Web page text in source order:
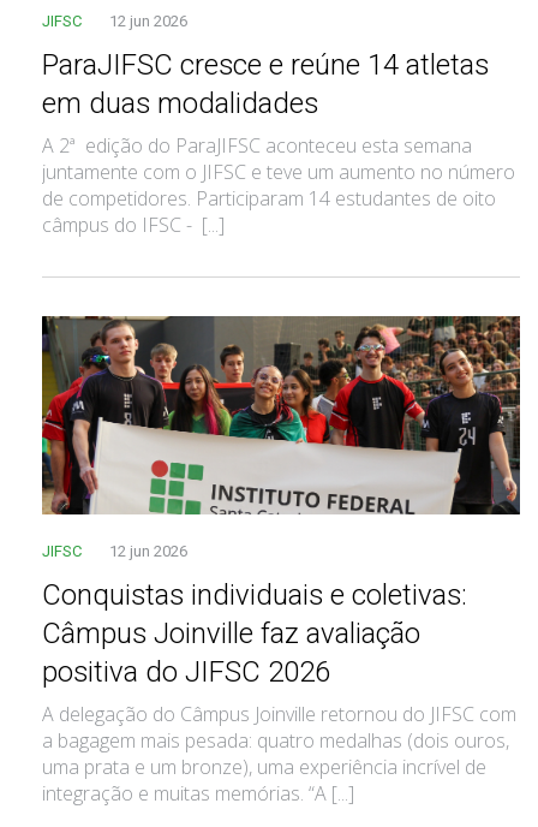
JIFSC 12 jun 2026
ParaJIFSC cresce e reúne 14 atletas
em duas modalidades
A 2ª edição do ParaJIFSC aconteceu esta semana
juntamente com o JIFSC e teve um aumento no número
de competidores. Participaram 14 estudantes de oito
câmpus do IFSC - [...]
JIFSC 12 jun 2026
Conquistas individuais e coletivas:
Câmpus Joinville faz avaliação
positiva do JIFSC 2026
A delegação do Câmpus Joinville retornou do JIFSC com
a bagagem mais pesada: quatro medalhas (dois ouros,
uma prata e um bronze), uma experiência incrível de
integração e muitas memórias. “A [...]